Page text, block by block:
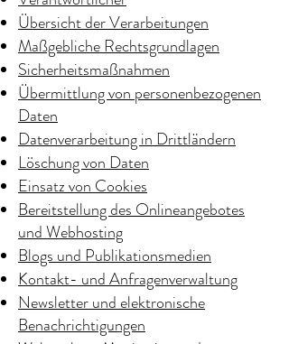
Übersicht der Verarbeitungen
Maßgebliche Rechtsgrundlagen
Sicherheitsmaßnahmen
Übermittlung von personenbezogenen
Daten
Datenverarbeitung in Drittländern
Löschung von Daten
Einsatz von Cookies
Bereitstellung des Onlineangebotes
und Webhosting
Blogs und Publikationsmedien
Kontakt- und Anfragenverwaltung
Newsletter und elektronische
Benachrichtigungen